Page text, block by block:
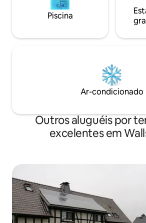
Piscina
Ar-condicionado
Outros aluguéis por
excelentes em